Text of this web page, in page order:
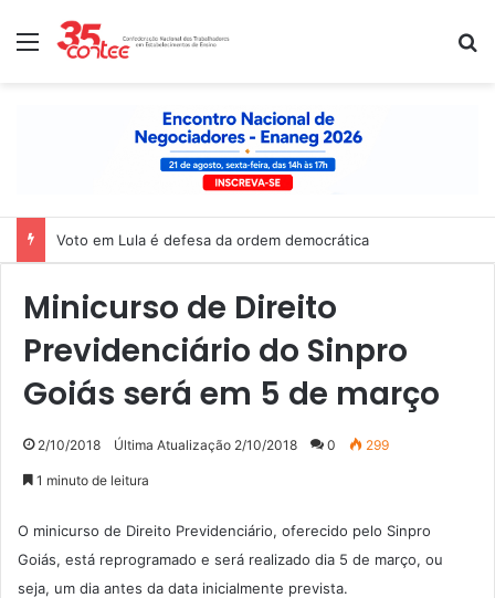
Menu
Voto em Lula é defesa da ordem democrática
Minicurso de Direito
Previdenciário do Sinpro
Goiás será em 5 de março
2/10/2018 Última Atualização 2/10/2018 0 299
1 minuto de leitura
O minicurso de Direito Previdenciário, oferecido pelo Sinpro
Goiás, está reprogramado e será realizado dia 5 de março, ou
seja, um dia antes da data inicialmente prevista.